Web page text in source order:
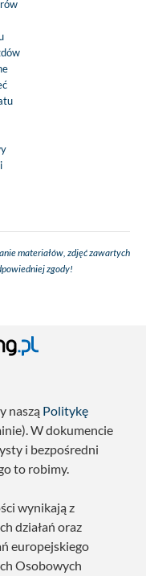
materiałów, zdjęć zawartych
zgody!
naszą Politykę
W dokumencie
i bezpośredni
to robimy.
wynikają z
działań oraz
europejskiego
Osobowych